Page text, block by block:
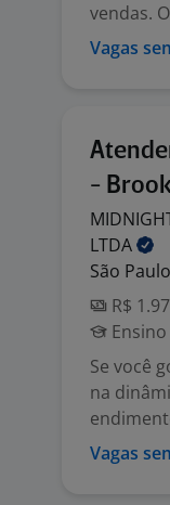
vendas.
Vagas
-
LTDA
São
R$
Se você
na
Vagas